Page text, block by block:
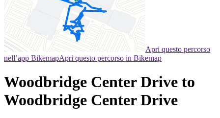
Apri questo percorso
nell’app BikemapApri questo percorso in Bikemap
Woodbridge Center Drive to
Woodbridge Center Drive